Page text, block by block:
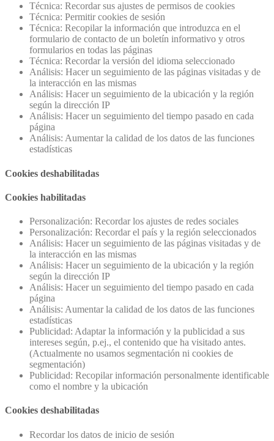
Técnica: Recordar sus ajustes de permisos de cookies
Técnica: Permitir cookies de sesión
Técnica: Recopilar la información que introduzca en el
formulario de contacto de un boletín informativo y otros
formularios en todas las páginas
Técnica: Recordar la versión del idioma seleccionado
Análisis: Hacer un seguimiento de las páginas visitadas y de
la interacción en las mismas
Análisis: Hacer un seguimiento de la ubicación y la región
según la dirección IP
Análisis: Hacer un seguimiento del tiempo pasado en cada
página
Análisis: Aumentar la calidad de los datos de las funciones
estadísticas
Cookies deshabilitadas
Cookies habilitadas
Personalización: Recordar los ajustes de redes sociales
Personalización: Recordar el país y la región seleccionados
Análisis: Hacer un seguimiento de las páginas visitadas y de
la interacción en las mismas
Análisis: Hacer un seguimiento de la ubicación y la región
según la dirección IP
Análisis: Hacer un seguimiento del tiempo pasado en cada
página
Análisis: Aumentar la calidad de los datos de las funciones
estadísticas
Publicidad: Adaptar la información y la publicidad a sus
intereses según, p.ej., el contenido que ha visitado antes.
(Actualmente no usamos segmentación ni cookies de
segmentación)
Publicidad: Recopilar información personalmente identificable
como el nombre y la ubicación
Cookies deshabilitadas
Recordar los datos de inicio de sesión